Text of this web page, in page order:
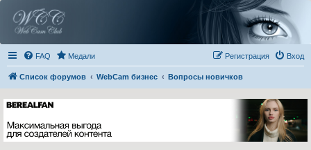
FAQ Медали Вход
Регистрация
Список форумов WebCam бизнес Вопросы новичков